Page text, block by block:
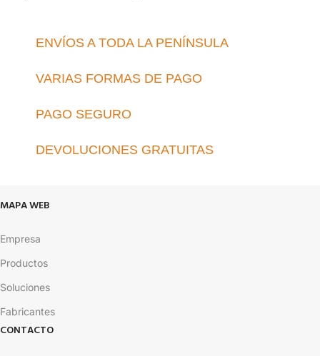
Clip para cinturón.
Cobertura de hoja termoplástica
Caja bi-material anti-golpes ideal
ENVÍOS A TODA LA PENÍNSULA
VARIAS FORMAS DE PAGO
PAGO SEGURO
DEVOLUCIONES GRATUITAS
MAPA WEB
Empresa
Productos
Soluciones
Fabricantes
CONTACTO